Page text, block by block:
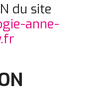
du site
anne-